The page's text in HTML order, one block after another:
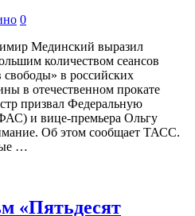
0
Мединский выразил
количеством сеансов
свободы» в российских
в отечественном прокате
призвал Федеральную
и вице-премьера Ольгу
Об этом сообщает ТАСС.
…
«Пятьдесят